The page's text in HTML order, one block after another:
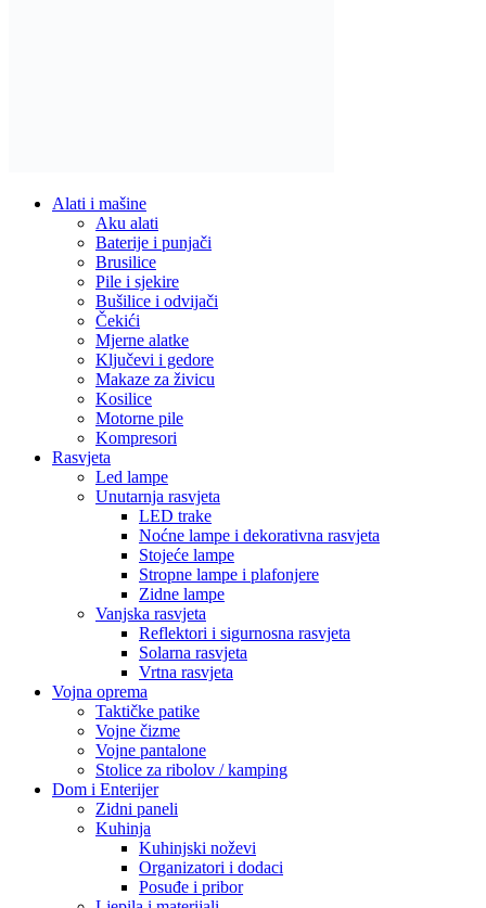
Alati i mašine
Aku alati
Baterije i punjači
Brusilice
Pile i sjekire
Bušilice i odvijači
Čekići
Mjerne alatke
Ključevi i gedore
Makaze za živicu
Kosilice
Motorne pile
Kompresori
Rasvjeta
Led lampe
Unutarnja rasvjeta
LED trake
Noćne lampe i dekorativna rasvjeta
Stojeće lampe
Stropne lampe i plafonjere
Zidne lampe
Vanjska rasvjeta
Reflektori i sigurnosna rasvjeta
Solarna rasvjeta
Vrtna rasvjeta
Vojna oprema
Taktičke patike
Vojne čizme
Vojne pantalone
Stolice za ribolov / kamping
Dom i Enterijer
Zidni paneli
Kuhinja
Kuhinjski noževi
Organizatori i dodaci
Posuđe i pribor